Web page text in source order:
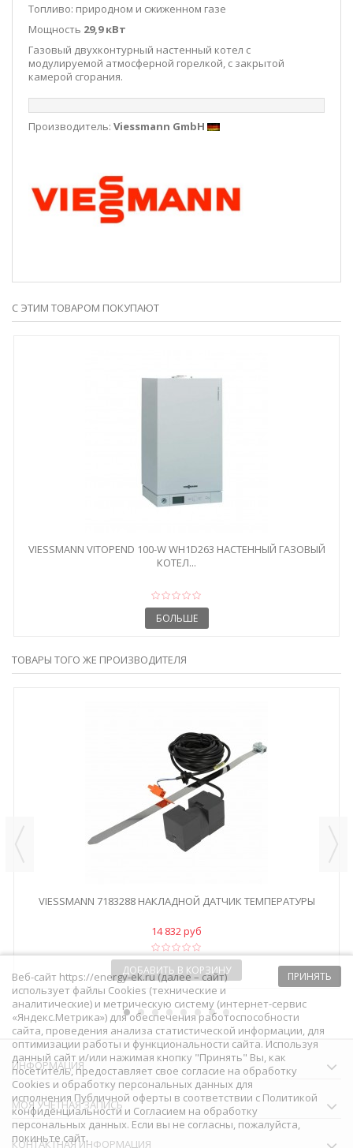
Топливо: природном и сжиженном газе
Мощность 29,9 кВт
Газовый двухконтурный настенный котел с
модулируемой атмосферной горелкой, с закрытой
камерой сгорания.
Производитель: Viessmann GmbH
С ЭТИМ ТОВАРОМ ПОКУПАЮТ
VIESSMANN VITOPEND 100-W WH1D263 НАСТЕННЫЙ ГАЗОВЫЙ
КОТЕЛ...
БОЛЬШЕ
ТОВАРЫ ТОГО ЖЕ ПРОИЗВОДИТЕЛЯ
VIESSMANN 7183288 НАКЛАДНОЙ ДАТЧИК ТЕМПЕРАТУРЫ
14 832 руб
ДОБАВИТЬ В КОРЗИНУ
ИНФОРМАЦИЯ
МОЯ УЧЕТНАЯ ЗАПИСЬ
КОНТАКТНАЯ ИНФОРМАЦИЯ
ПРИНЯТЬ
Веб-сайт https://energy-ek.ru (далее – сайт)
использует файлы Cookies (технические и
аналитические) и метрическую систему (интернет-сервис
«Яндекс.Метрика») для обеспечения работоспособности
сайта, проведения анализа статистической информации, для
оптимизации работы и функциональности сайта. Используя
данный сайт и/или нажимая кнопку "Принять" Вы, как
посетитель, предоставляет свое согласие на обработку
Сookies и обработку персональных данных для
исполнения Публичной оферты в соответствии с Политикой
конфиденциальности и Согласием на обработку
персональных данных. Если вы не согласны, пожалуйста,
покиньте сайт.